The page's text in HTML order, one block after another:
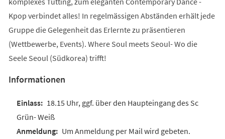
Kpop verbindet alles! In regelmässigen Abständen erhält jede
Gruppe die Gelegenheit das Erlernte zu präsentieren
(Wettbewerbe, Events). Where Soul meets Seoul- Wo die
Seele Seoul (Südkorea) trifft!
Informationen
18.15 Uhr, ggf. über den Haupteingang des Sc
Grün- Weiß
Um Anmeldung per Mail wird gebeten.